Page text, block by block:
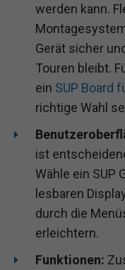
werden kann.
Gerät sicher
Touren bleibt.
ein SUP Board
richtige Wahl
ist
Wähle ein SUP
lesbaren
durch die
erleichtern.
Funktionen: